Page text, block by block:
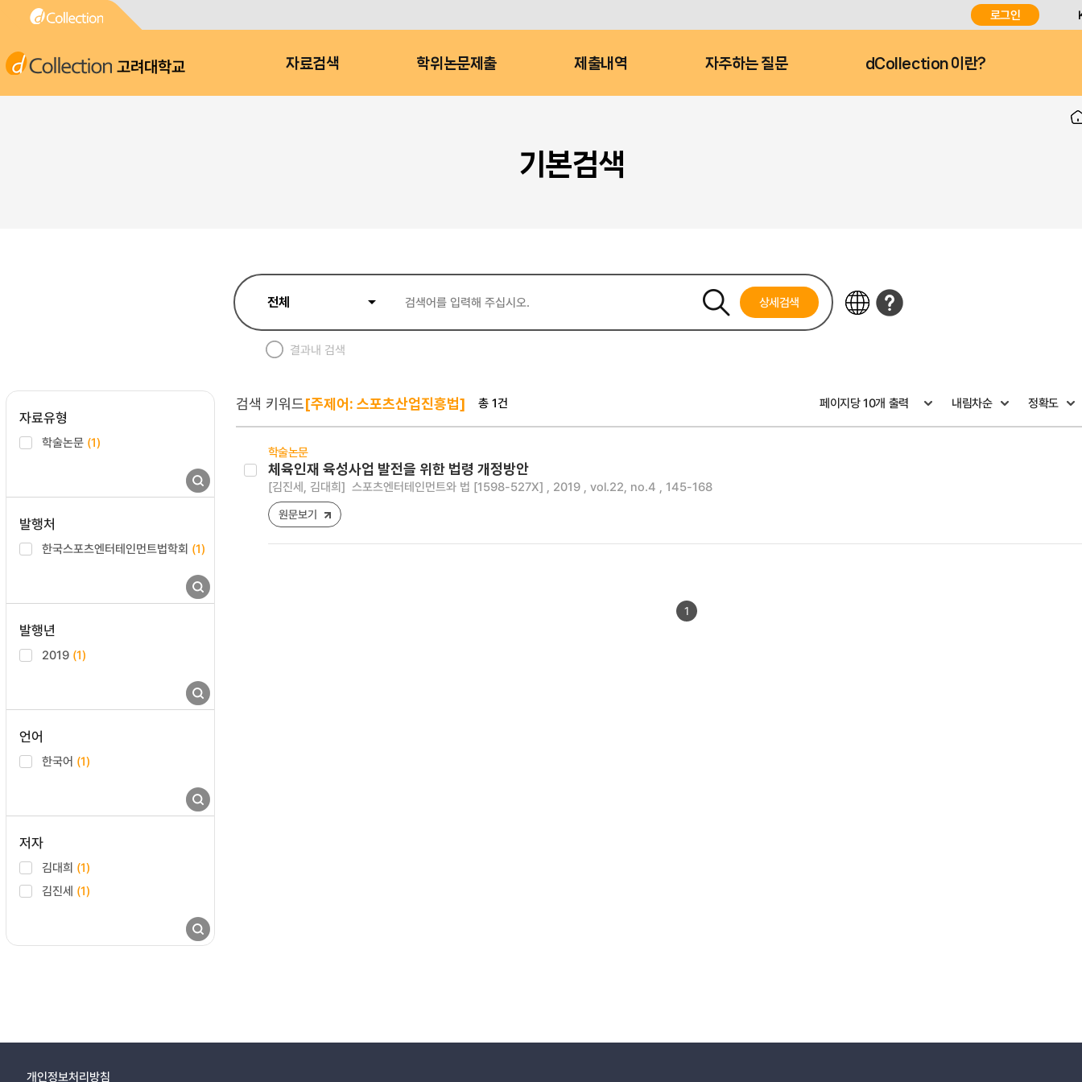
로그인
고려대학교 자료검색 학위논문제출 제출내역 자주하는 질문 dCollection 이란?
기본검색
상세검색
결과내 검색
자료유형
학술논문 (1)
발행처
한국스포츠엔터테인먼트법학회 (1)
발행년
2019 (1)
언어
한국어 (1)
저자
김대희 (1)
김진세 (1)
검색 키워드[주제어: 스포츠산업진흥법] 총 1건
학술논문
체육인재 육성사업 발전을 위한 법령 개정방안
[김진세, 김대희] 스포츠엔터테인먼트와 법 [1598-527X] , 2019 , vol.22, no.4 , 145-168
원문보기
1
개인정보처리방침